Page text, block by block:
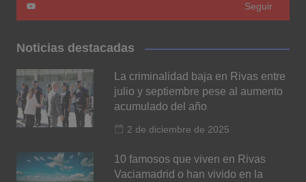
Seguir
Noticias destacadas
La criminalidad baja en Rivas entre
julio y septiembre pese al aumento
acumulado del año
2 de diciembre de 2025
10 famosos que viven en Rivas
Vaciamadrid o han vivido en la